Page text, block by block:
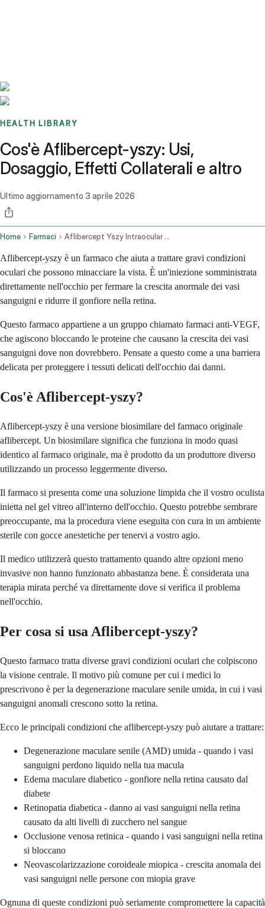
HEALTH LIBRARY
Cos'è Aflibercept-yszy: Usi,
Dosaggio, Effetti Collaterali e altro
Ultimo aggiornamento 3 aprile 2026
Home Farmaci Aflibercept Yszy Intraocular Route
Aflibercept-yszy è un farmaco che aiuta a trattare gravi condizioni
oculari che possono minacciare la vista. È un'iniezione somministrata
direttamente nell'occhio per fermare la crescita anormale dei vasi
sanguigni e ridurre il gonfiore nella retina.
Questo farmaco appartiene a un gruppo chiamato farmaci anti-VEGF,
che agiscono bloccando le proteine che causano la crescita dei vasi
sanguigni dove non dovrebbero. Pensate a questo come a una barriera
delicata per proteggere i tessuti delicati dell'occhio dai danni.
Cos'è Aflibercept-yszy?
Aflibercept-yszy è una versione biosimilare del farmaco originale
aflibercept. Un biosimilare significa che funziona in modo quasi
identico al farmaco originale, ma è prodotto da un produttore diverso
utilizzando un processo leggermente diverso.
Il farmaco si presenta come una soluzione limpida che il vostro oculista
inietta nel gel vitreo all'interno dell'occhio. Questo potrebbe sembrare
preoccupante, ma la procedura viene eseguita con cura in un ambiente
sterile con gocce anestetiche per tenervi a vostro agio.
Il medico utilizzerà questo trattamento quando altre opzioni meno
invasive non hanno funzionato abbastanza bene. È considerata una
terapia mirata perché va direttamente dove si verifica il problema
nell'occhio.
Per cosa si usa Aflibercept-yszy?
Questo farmaco tratta diverse gravi condizioni oculari che colpiscono
la visione centrale. Il motivo più comune per cui i medici lo
prescrivono è per la degenerazione maculare senile umida, in cui i vasi
sanguigni anomali crescono sotto la retina.
Ecco le principali condizioni che aflibercept-yszy può aiutare a trattare:
Degenerazione maculare senile (AMD) umida - quando i vasi
sanguigni perdono liquido nella tua macula
Edema maculare diabetico - gonfiore nella retina causato dal
diabete
Retinopatia diabetica - danno ai vasi sanguigni nella retina
causato da alti livelli di zucchero nel sangue
Occlusione venosa retinica - quando i vasi sanguigni nella retina
si bloccano
Neovascolarizzazione coroideale miopica - crescita anomala dei
vasi sanguigni nelle persone con miopia grave
Ognuna di queste condizioni può seriamente compromettere la capacità